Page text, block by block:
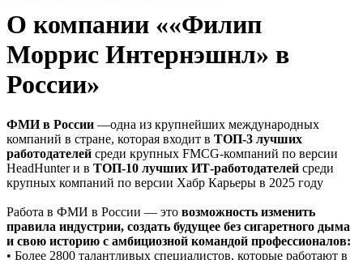
О компании ««Филип
Моррис Интернэшнл» в
России»
ФМИ в России —одна из крупнейших международных
компаний в стране, которая входит в ТОП-3 лучших
работодателей среди крупных FMCG-компаний по версии
HeadHunter и в ТОП-10 лучших ИТ-работодателей среди
крупных компаний по версии Хабр Карьеры в 2025 году
Работа в ФМИ в России ― это возможность изменить
правила индустрии, создать будущее без сигаретного дыма
и свою историю с амбициозной командой профессионалов:
• Более 2800 талантливых специалистов, которые работают в